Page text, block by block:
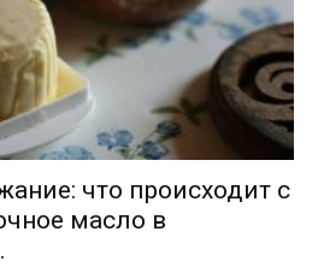
что происходит с
масло в